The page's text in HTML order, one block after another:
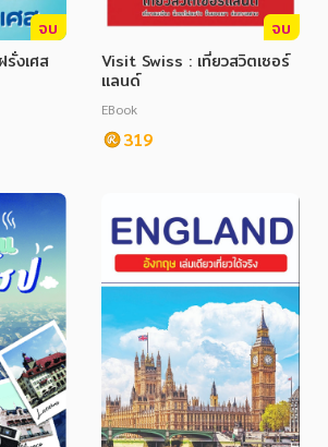
หนังสือยอดนิยม หนังสือเช่า
อีบุ๊กอ่านฟรี
โมชั่นลดราคา
จบ
งเศส
จบ
Visit Swiss : เที่ยวสวิตเซอร์
แลนด์
EBook
319